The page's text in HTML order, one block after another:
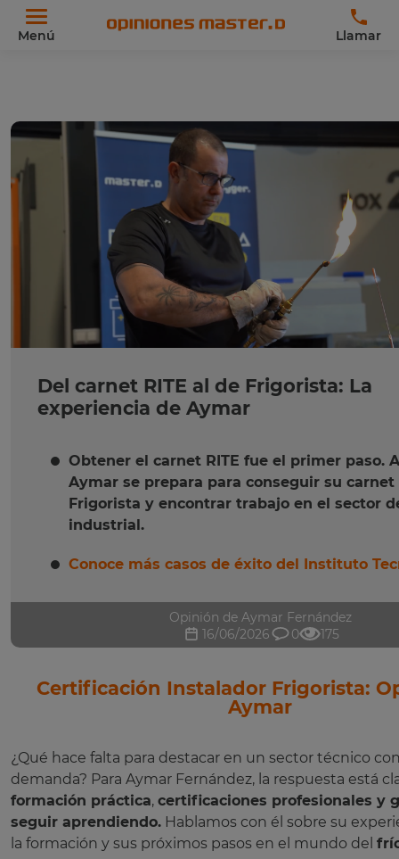
Menú Llamar
Del carnet RITE al de Frigorista: La
experiencia de Aymar
Obtener el carnet RITE fue el primer paso.
Aymar se prepara para conseguir su carnet
Frigorista y encontrar trabajo en el sector
industrial.
Conoce más casos de éxito del Instituto
Opinión de Aymar Fernández
16/06/2026
0 175
Certificación Instalador Frigorista:
Aymar
¿Qué hace falta para destacar en un sector técnico
demanda? Para Aymar Fernández, la respuesta está
formación práctica, certificaciones profesionales y
seguir aprendiendo. Hablamos con él sobre su
la formación y sus próximos pasos en el mundo del